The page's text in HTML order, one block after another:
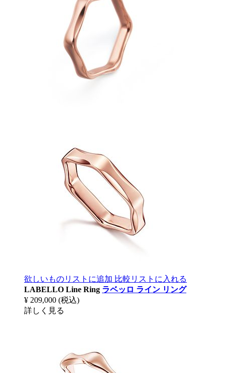
欲しいものリストに追加 比較リストに入れる
LABELLO Line Ring ラベッロ ライン リング
¥ 209,000 (税込)
詳しく見る